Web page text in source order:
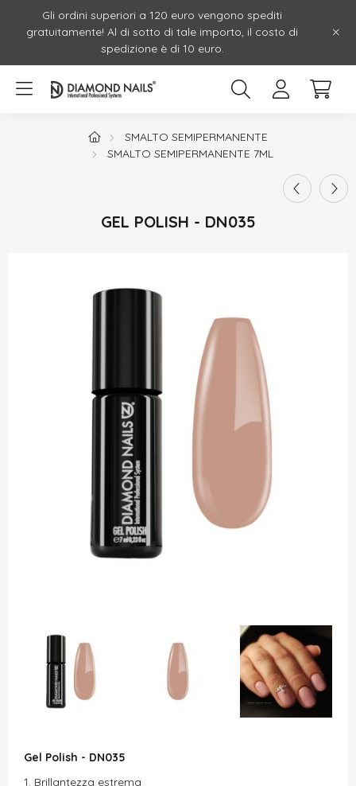
Gli ordini superiori a 120 euro vengono spediti
gratuitamente! Al di sotto di tale importo, il costo di
spedizione è di 10 euro.
SMALTO SEMIPERMANENTE
SMALTO SEMIPERMANENTE 7ML
GEL POLISH - DN035
Gel Polish - DN035
Brillantezza estrema